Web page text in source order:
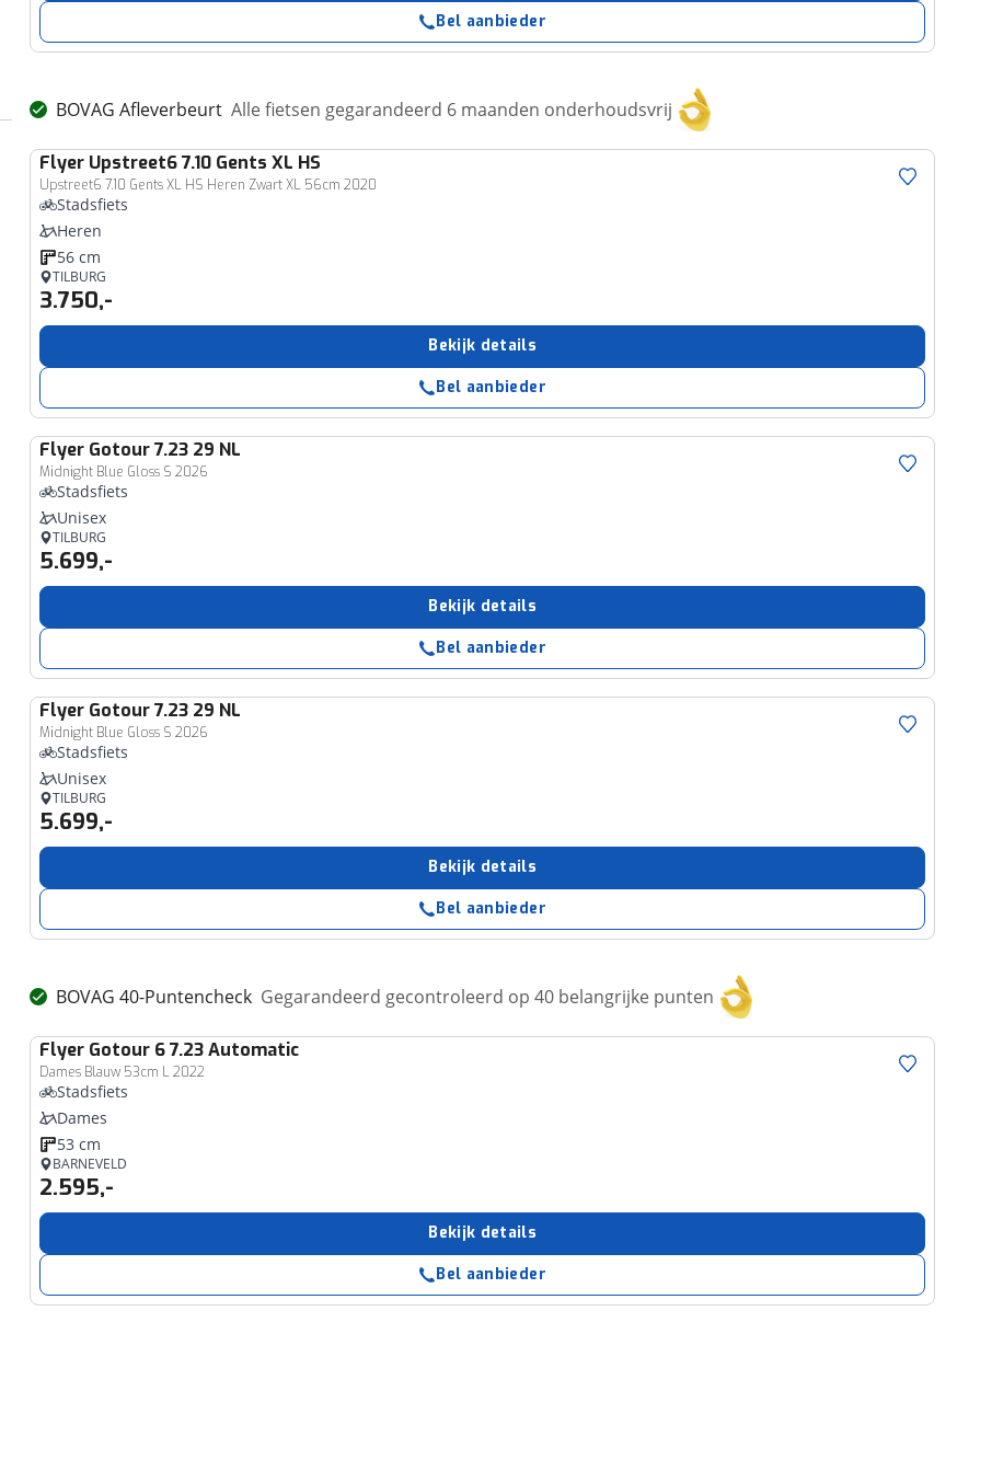
Bel aanbieder
BOVAG Afleverbeurt Alle fietsen gegarandeerd 6 maanden onderhoudsvrij
Flyer Upstreet6 7.10 Gents XL HS
Upstreet6 7.10 Gents XL HS Heren Zwart XL 56cm 2020
Stadsfiets
Heren
56 cm
TILBURG
3.750,-
Bekijk details
Bel aanbieder
Flyer Gotour 7.23 29 NL
Midnight Blue Gloss S 2026
Stadsfiets
Unisex
TILBURG
5.699,-
Bekijk details
Bel aanbieder
Flyer Gotour 7.23 29 NL
Midnight Blue Gloss S 2026
Stadsfiets
Unisex
TILBURG
5.699,-
Bekijk details
Bel aanbieder
BOVAG 40-Puntencheck Gegarandeerd gecontroleerd op 40 belangrijke punten
Flyer Gotour 6 7.23 Automatic
Dames Blauw 53cm L 2022
Stadsfiets
Dames
53 cm
BARNEVELD
2.595,-
Bekijk details
Bel aanbieder